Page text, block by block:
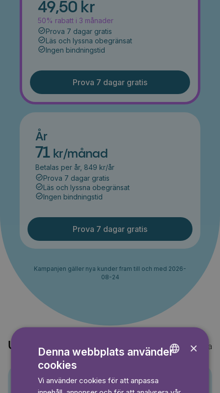
49,50 kr
50% rabatt i 3 månader
Prova 7 dagar gratis
Läs och lyssna obegränsat
Ingen bindningstid
Prova 7 dagar gratis
År
71 kr/månad
Betalas per år, 849 kr/år
Prova 7 dagar gratis
Läs och lyssna obegränsat
Ingen bindningstid
Prova 7 dagar gratis
Kampanjen gäller nya kunder fram till och med 2026-
08-24
Upptäck också Visa alla
×
Denna webbplats använder
cookies
Vi använder cookies för att anpassa